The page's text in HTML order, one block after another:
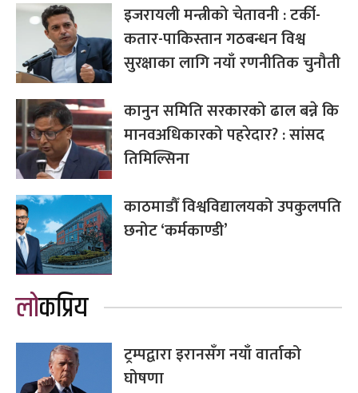
इजरायली मन्त्रीको चेतावनी : टर्की-
कतार-पाकिस्तान गठबन्धन विश्व
सुरक्षाका लागि नयाँ रणनीतिक चुनौती
कानुन समिति सरकारको ढाल बन्ने कि
मानवअधिकारको पहरेदार? : सांसद
तिमिल्सिना
काठमाडौँ विश्वविद्यालयको उपकुलपति
छनोट ‘कर्मकाण्डी’
लोकप्रिय
ट्रम्पद्वारा इरानसँग नयाँ वार्ताको
घोषणा